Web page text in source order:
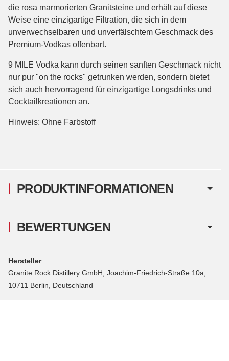
PRODUKTINFORMATIONEN
die rosa marmorierten Granitsteine und erhält auf diese
Weise eine einzigartige Filtration, die sich in dem
unverwechselbaren und unverfälschtem Geschmack des
Premium-Vodkas offenbart.
9 MILE Vodka kann durch seinen sanften Geschmack nicht
nur pur "on the rocks" getrunken werden, sondern bietet
sich auch hervorragend für einzigartige Longsdrinks und
Cocktailkreationen an.
Hinweis: Ohne Farbstoff
BEWERTUNGEN
Hersteller
Granite Rock Distillery GmbH, Joachim-Friedrich-Straße 10a,
10711 Berlin, Deutschland